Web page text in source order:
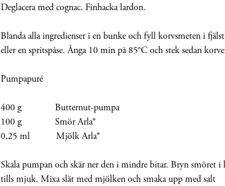
Deglacera med cognac. Finhacka lardon.
Blanda alla ingredienser i en bunke och fyll korvsmeten i
eller en spritspåse. Ånga 10 min på 85°C och stek sedan
Pumpapuré
400 g Butternut-pumpa
100 g Smör Arla®
0,25 ml Mjölk Arla®
Skala pumpan och skär ner den i mindre bitar. Bryn smöret
tills mjuk. Mixa slät med mjölken och smaka upp med salt